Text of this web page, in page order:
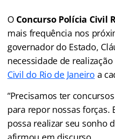
O Concurso Polícia Civil
mais frequência nos
governador do Estado,
necessidade de
Civil do Rio de Janeiro a
“Precisamos ter
para repor nossas forças.
possa realizar seu sonho